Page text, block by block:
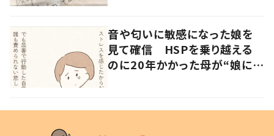
音や匂いに敏感になった娘を
見て確信 HSPを乗り越える
のに20年かかった母が“娘に伝